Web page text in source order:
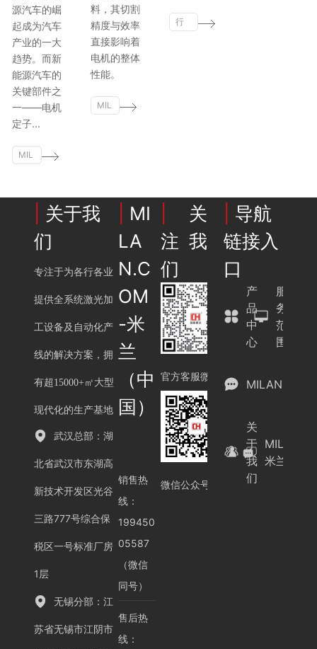
源汽车的崛
起成为汽车
产业的一大
趋势。而新
能源汽车的
关键部件之
一——电机
定子...
MIL
料，其切割
精度与效率
直接影响着
电机的整体
性能。
MIL
行
关于我
们
专注于为各行各业
提供全系统激光加
工设备及自动化产
线的解决方案，拥
有超15000+㎡大型
现代化的生产基地
武汉总部：湖
北省武汉市东湖高
新技术开发区光谷
三路777号综合保
税区一号标准厂房
1层
无锡分部：江
苏省无锡市江阴市
MI
LA
N.C
OM
-米
兰
（中
国）
销售热
线：
199450
05587
（微信
同号）
售后热
线：
关
注我
们
官方客服微信
微信公众号
导航
链接入
口
产
品
中
心
服
务
范
围
MILAN.COM
关
于
我
们
米兰（中